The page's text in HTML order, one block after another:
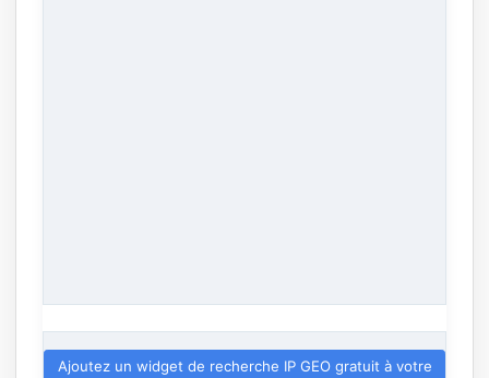
Ajoutez un widget de recherche IP GEO gratuit à votre